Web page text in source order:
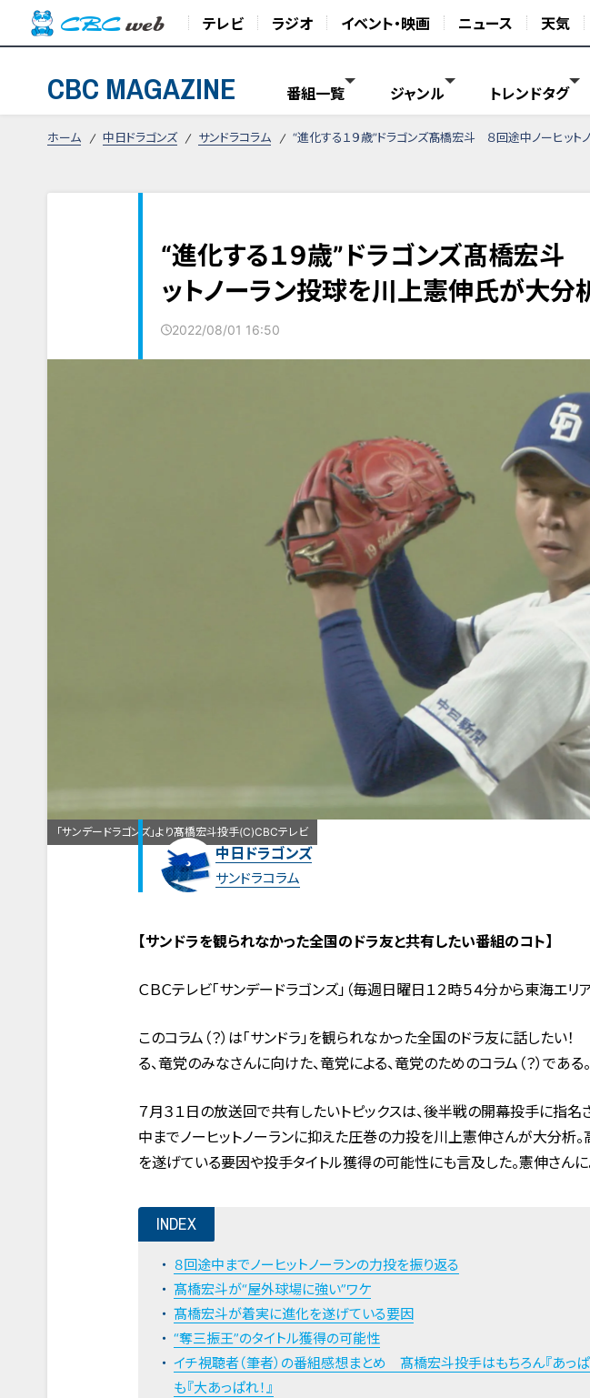
テレビ ラジオ イベント・映画 ニュース 天気
CBC MAGAZINE 番組一覧 ジャンル トレンドタグ
ホーム 中日ドラゴンズ サンドラコラム “進化する１９歳”ドラゴンズ髙橋宏斗 ８回途中ノーヒッ
“進化する１９歳”ドラゴンズ髙橋宏斗
ットノーラン投球を川上憲伸氏が大分
2022/08/01 16:50
「サンデードラゴンズ」より髙橋宏斗投手(C)CBCテレビ
中日ドラゴンズ
サンドラコラム
【サンドラを観られなかった全国のドラ友と共有したい番組のコト】
ＣＢＣテレビ「サンデードラゴンズ」（毎週日曜日１２時５４分から東海エ
このコラム（？）は「サンドラ」を観られなかった全国のドラ友に話した
る、竜党のみなさんに向けた、竜党による、竜党のためのコラム（？）である。
７月３１日の放送回で共有したいトピックスは、後半戦の開幕投手に指
中までノーヒットノーランに抑えた圧巻の力投を川上憲伸さんが大分析
を遂げている要因や投手タイトル獲得の可能性にも言及した。憲伸さんに
INDEX
８回途中までノーヒットノーランの力投を振り返る
髙橋宏斗が“屋外球場に強い”ワケ
髙橋宏斗が着実に進化を遂げている要因
“奪三振王”のタイトル獲得の可能性
イチ視聴者（筆者）の番組感想まとめ 髙橋宏斗投手はもちろん『あっ
も『大あっぱれ！』